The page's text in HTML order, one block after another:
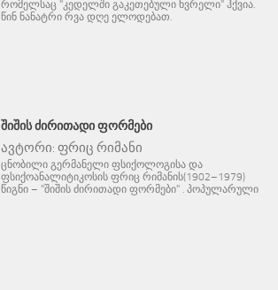
რომელსაც "კედელში გაკეთებული ხვრელი" ჰქვია.
წინ ნანატრი რვა დღე ელოდებათ.
ᲨᲘᲨᲘᲡ ᲫᲘᲠᲘᲗᲐᲓᲘ ᲤᲝᲠᲛᲔᲑᲘ
ავტორი: ფრიც რიმანი
ცნობილი გერმანელი ფსიქოლოგისა და
ფსიქოანალიტიკოსის ფრიც რიმანის(1902–1979)
წიგნი – "შიშის ძირითადი ფორმები" . პოპულარული